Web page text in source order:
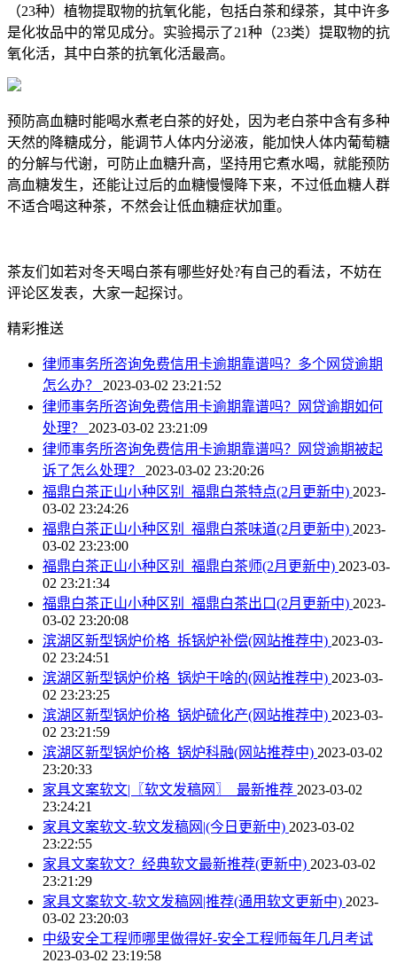
（23种）植物提取物的抗氧化能，包括白茶和绿茶，其中许多
是化妆品中的常见成分。实验揭示了21种（23类）提取物的抗
氧化活，其中白茶的抗氧化活最高。
预防高血糖时能喝水煮老白茶的好处，因为老白茶中含有多种
天然的降糖成分，能调节人体内分泌液，能加快人体内葡萄糖
的分解与代谢，可防止血糖升高，坚持用它煮水喝，就能预防
高血糖发生，还能让过后的血糖慢慢降下来，不过低血糖人群
不适合喝这种茶，不然会让低血糖症状加重。
茶友们如若对冬天喝白茶有哪些好处?有自己的看法，不妨在
评论区发表，大家一起探讨。
精彩推送
律师事务所咨询免费信用卡逾期靠谱吗？多个网贷逾期
怎么办？ 2023-03-02 23:21:52
律师事务所咨询免费信用卡逾期靠谱吗？网贷逾期如何
处理？ 2023-03-02 23:21:09
律师事务所咨询免费信用卡逾期靠谱吗？网贷逾期被起
诉了怎么处理？ 2023-03-02 23:20:26
福鼎白茶正山小种区别_福鼎白茶特点(2月更新中) 2023-
03-02 23:24:26
福鼎白茶正山小种区别_福鼎白茶味道(2月更新中) 2023-
03-02 23:23:00
福鼎白茶正山小种区别_福鼎白茶师(2月更新中) 2023-03-
02 23:21:34
福鼎白茶正山小种区别_福鼎白茶出口(2月更新中) 2023-
03-02 23:20:08
滨湖区新型锅炉价格_拆锅炉补偿(网站推荐中) 2023-03-
02 23:24:51
滨湖区新型锅炉价格_锅炉干啥的(网站推荐中) 2023-03-
02 23:23:25
滨湖区新型锅炉价格_锅炉硫化产(网站推荐中) 2023-03-
02 23:21:59
滨湖区新型锅炉价格_锅炉科融(网站推荐中) 2023-03-02
23:20:33
家具文案软文|〖软文发稿网〗_最新推荐 2023-03-02
23:24:21
家具文案软文-软文发稿网|(今日更新中) 2023-03-02
23:22:55
家具文案软文？经典软文最新推荐(更新中) 2023-03-02
23:21:29
家具文案软文-软文发稿网|推荐(通用软文更新中) 2023-
03-02 23:20:03
中级安全工程师哪里做得好-安全工程师每年几月考试
2023-03-02 23:19:58